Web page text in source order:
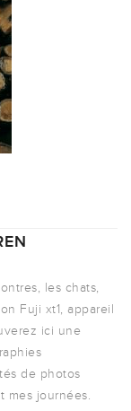
les chats,
Fuji xt1, appareil
ici une
de photos
mes journées.